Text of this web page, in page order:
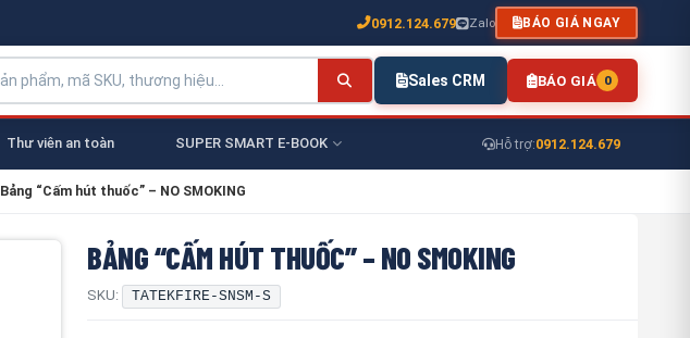
0912.124.679 Zalo BÁO GIÁ NGAY
Sales CRM BÁO GIÁ 0
Thư viên an toàn SUPER SMART E-BOOK Hỗ trợ:0912.124.679
Bảng “Cấm hút thuốc” – NO SMOKING
BẢNG “CẤM HÚT THUỐC” – NO SMOKING
SKU: TATEKFIRE-SNSM-S